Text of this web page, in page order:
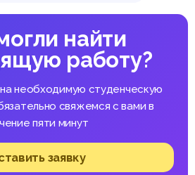
найти
работу?
необходимую студенческую
свяжемся с вами в
пяти минут
заявку